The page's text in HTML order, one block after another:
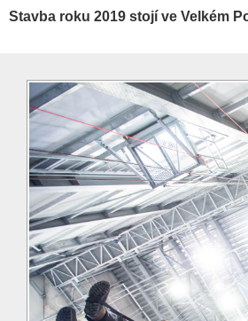
Stavba roku 2019 stojí ve Velkém